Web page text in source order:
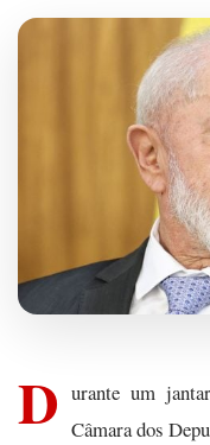
D urante um
Câmara dos